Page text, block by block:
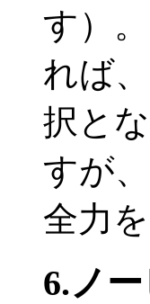
す）
れば
択と
すが
全力
6.ノー